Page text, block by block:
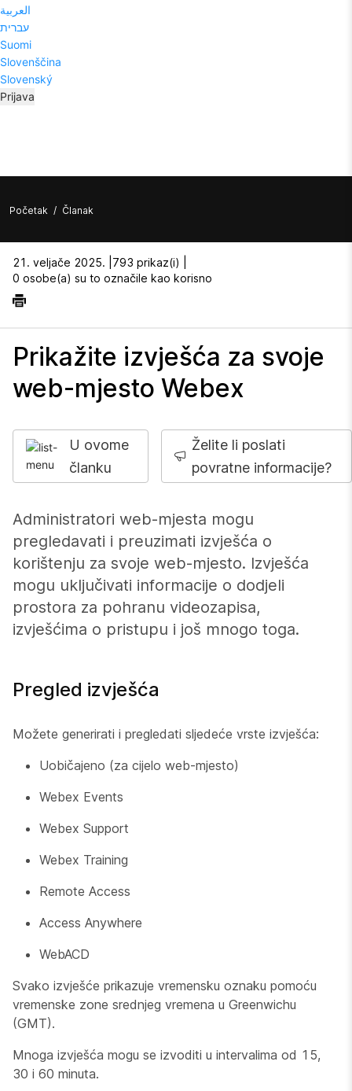
العربية
עברית
Suomi
Slovenščina
Slovenský
Prijava
Početak / Članak
21. veljače 2025. | 793 prikaz(i) |
0 osobe(a) su to označile kao korisno
Prikažite izvješća za svoje
web-mjesto Webex
U ovome
članku
Želite li poslati
povratne informacije?
Administratori web-mjesta mogu
pregledavati i preuzimati izvješća o
korištenju za svoje web-mjesto. Izvješća
mogu uključivati informacije o dodjeli
prostora za pohranu videozapisa,
izvješćima o pristupu i još mnogo toga.
Pregled izvješća
Možete generirati i pregledati sljedeće vrste izvješća:
Uobičajeno (za cijelo web-mjesto)
Webex Events
Webex Support
Webex Training
Remote Access
Access Anywhere
WebACD
Svako izvješće prikazuje vremensku oznaku pomoću
vremenske zone srednjeg vremena u Greenwichu
(GMT).
Mnoga izvješća mogu se izvoditi u intervalima od 15,
30 i 60 minuta.